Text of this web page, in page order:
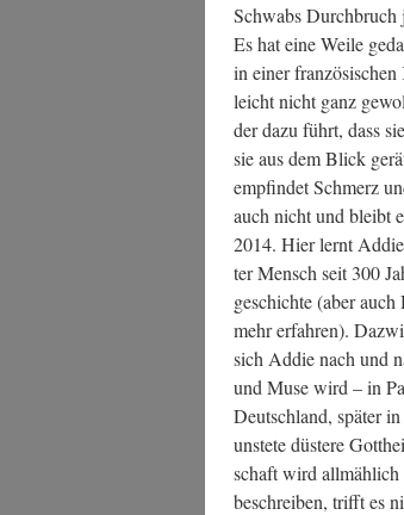
Schwabs Durch­bruch
Es hat eine Wei­le
in einer
leicht nicht ganz
der dazu führt, dass
sie aus dem Blick
emp­fin­det Schmerz
auch nicht und bleibt
2014. Hier lernt
ter Mensch seit 300
ge­schich­te (aber
mehr erfah­ren).
sich Addie nach und
und Muse wird – in
Deutsch­land, spä­ter
unste­te düs­te­re
schaft wird all­mäh­lich
beschrei­ben, trifft es